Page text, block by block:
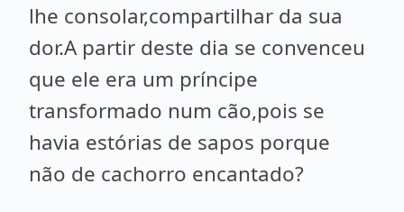
lhe consolar,compartilhar da sua
dor.A partir deste dia se convenceu
que ele era um príncipe
transformado num cão,pois se
havia estórias de sapos porque
não de cachorro encantado?